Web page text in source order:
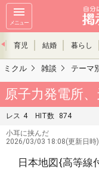
メニュー
育児 結婚 暮らし
ミクル 雑談 テーマ
原子力発電所、
レス 4 HIT数 874
小耳に挟んだ
2026/03/03 18:08(更新日時)
日本地図{高等線